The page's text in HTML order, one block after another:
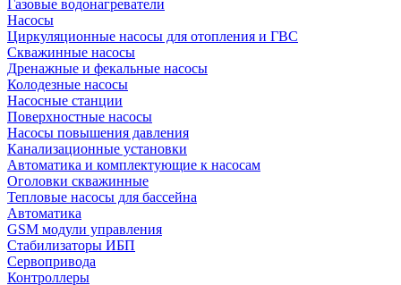
Газовые водонагреватели
Насосы
Циркуляционные насосы для отопления и ГВС
Скважинные насосы
Дренажные и фекальные насосы
Колодезные насосы
Насосные станции
Поверхностные насосы
Насосы повышения давления
Канализационные установки
Автоматика и комплектующие к насосам
Оголовки скважинные
Тепловые насосы для бассейна
Автоматика
GSM модули управления
Стабилизаторы ИБП
Сервопривода
Контроллеры